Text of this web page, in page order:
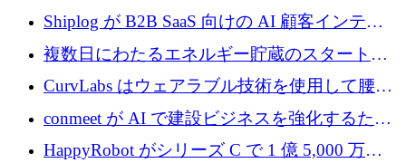
Monava が資金調達ラウンドを終了
Shiplog が B2B SaaS 向けの AI 顧客インテリ
ジェンスを構築するために 100 万ドルを調達
複数日にわたるエネルギー貯蔵のスタートア
ップ、Ore Energy が新たな投資ラウンドで
4,300 万ドルを獲得
CurvLabs はウェアラブル技術を使用して腰痛
治療をどのように再考しているか
conmeet が AI で建設ビジネスを強化するため
に 600 万ユーロを調達
HappyRobot がシリーズ C で 1 億 5,000 万ド